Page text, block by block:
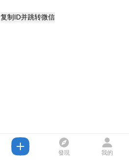
复制ID并跳转微信
發現 我的